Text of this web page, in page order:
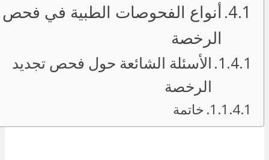
أنواع الفحوصات الطبية في فحص
الرخصة
الأسئلة الشائعة حول فحص تجديد
الرخصة
خاتمة